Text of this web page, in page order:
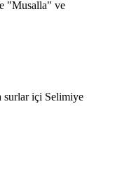
"Musalla" ve
surlar içi Selimiye